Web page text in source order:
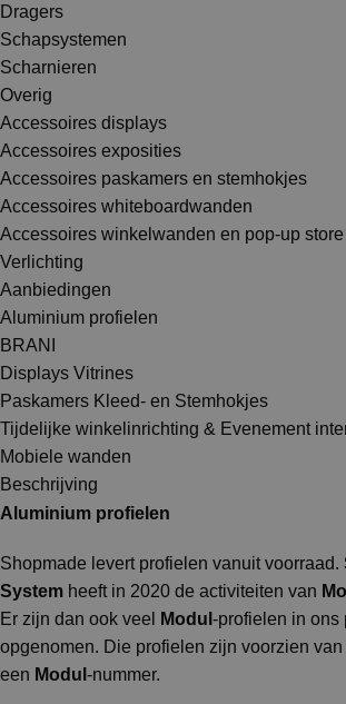
Dragers
Schapsystemen
Scharnieren
Overig
Accessoires displays
Accessoires exposities
Accessoires paskamers en stemhokjes
Accessoires whiteboardwanden
Accessoires winkelwanden en pop-up store
Verlichting
Aanbiedingen
Aluminium profielen
BRANI
Displays Vitrines
Paskamers Kleed- en Stemhokjes
Tijdelijke winkelinrichting & Evenement
Mobiele wanden
Beschrijving
Aluminium profielen
Shopmade levert profielen vanuit voorraad.
System heeft in 2020 de activiteiten van
Er zijn dan ook veel
Modul -profielen in ons
opgenomen. Die profielen zijn voorzien van
een Modul -nummer.